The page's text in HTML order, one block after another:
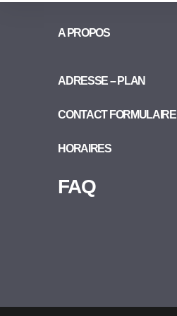
A PROPOS
ADRESSE – PLAN
CONTACT FORMULAIRE
HORAIRES
FAQ